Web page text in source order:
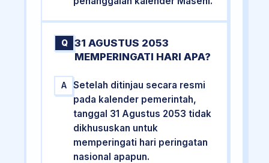
Q
31 AGUSTUS 2053
MEMPERINGATI HARI APA?
A
Setelah ditinjau secara resmi
pada kalender pemerintah,
tanggal 31 Agustus 2053 tidak
dikhususkan untuk
memperingati hari peringatan
nasional apapun.